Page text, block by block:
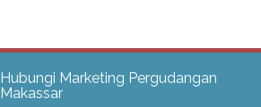
Hubungi Marketing Pergudangan
Makassar